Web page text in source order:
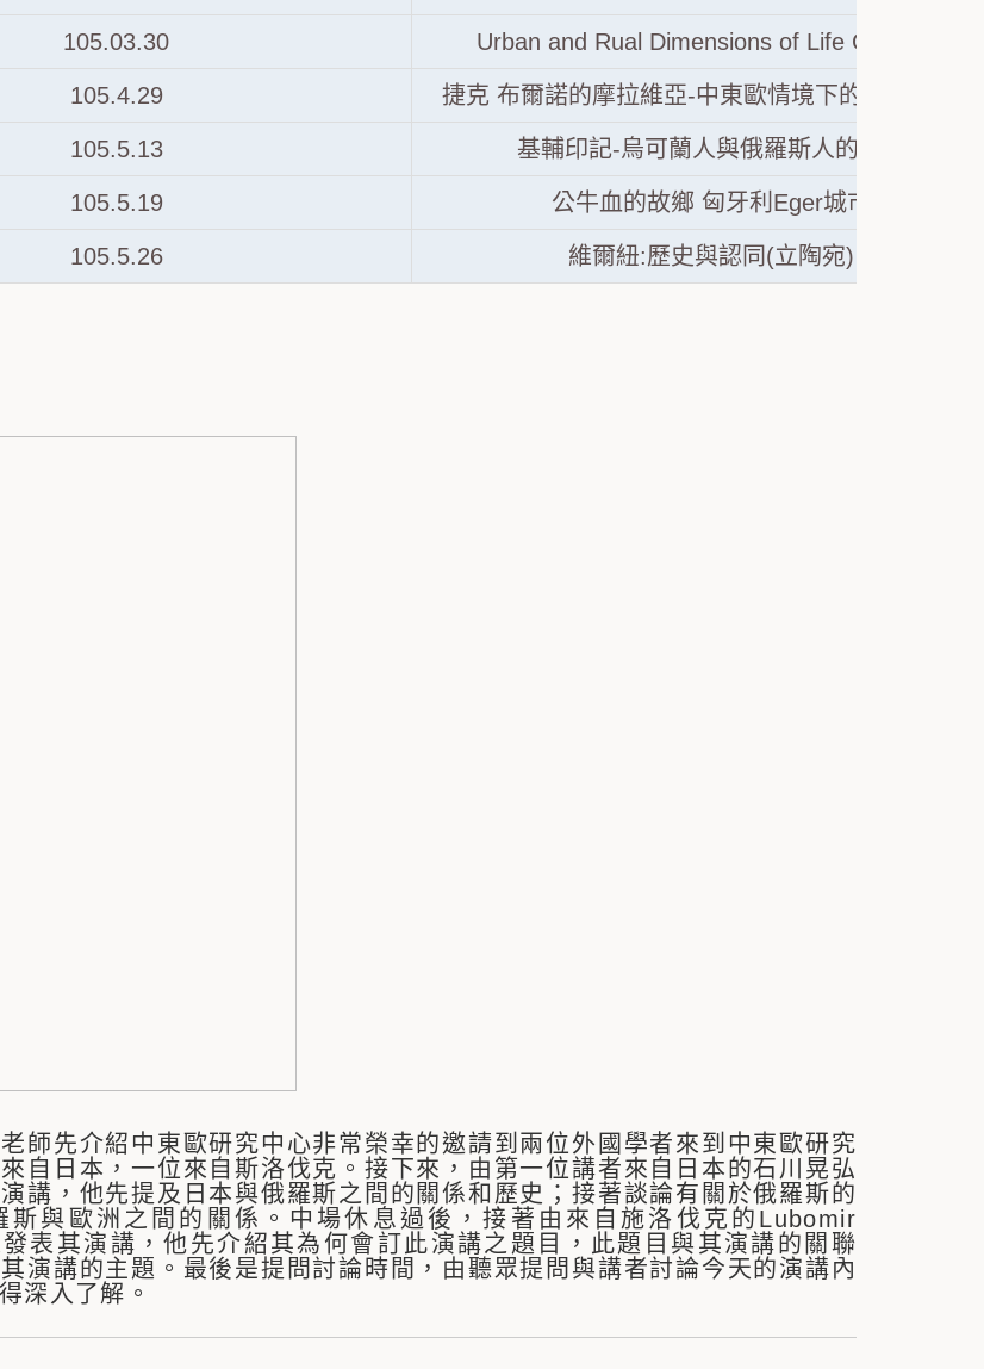
105.03.30 Urban and Rual Dimensions of Life Certainty
105.4.29 捷克 布爾諾的摩拉維亞-中東歐情境下的小民族主義
105.5.13 基輔印記-烏可蘭人與俄羅斯人的解讀
105.5.19 公牛血的故鄉 匈牙利Eger城市
105.5.26 維爾紐:歷史與認同(立陶宛)
師先介紹中東歐研究中心非常榮幸的邀請到兩位外國學者來到中東歐研究
自日本，一位來自斯洛伐克。接下來，由第一位講者來自日本的石川晃弘
講，他先提及日本與俄羅斯之間的關係和歷史；接著談論有關於俄羅斯的
斯與歐洲之間的關係。中場休息過後，接著由來自施洛伐克的Lubomir
表其演講，他先介紹其為何會訂此演講之題目，此題目與其演講的關聯
演講的主題。最後是提問討論時間，由聽眾提問與講者討論今天的演講內
深入了解。